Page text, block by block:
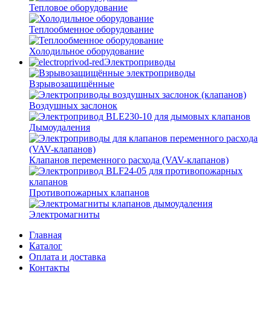
Тепловое оборудование
Теплообменное оборудование
Холодильное оборудование
Электроприводы
Взрывозащищённые
Воздушных заслонок
Дымоудаления
Клапанов переменного расхода (VAV-клапанов)
Противопожарных клапанов
Электромагниты
Главная
Каталог
Оплата и доставка
Контакты